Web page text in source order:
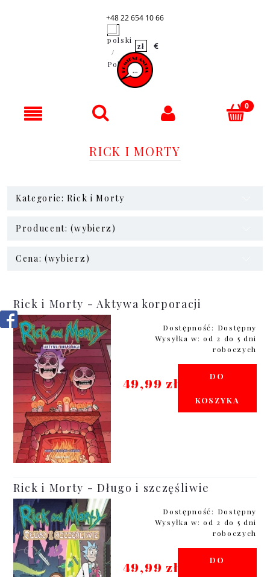
+48 22 654 10 66
RICK I MORTY
Kategorie: Rick i Morty
Producent: (wybierz)
Cena: (wybierz)
Rick i Morty - Aktywa korporacji
Dostępność: Dostępny
Wysyłka w: od 2 do 5 dni
roboczych
49,99 zł DO
KOSZYKA
Rick i Morty - Długo i szczęśliwie
Dostępność: Dostępny
Wysyłka w: od 2 do 5 dni
roboczych
49,99 zł DO